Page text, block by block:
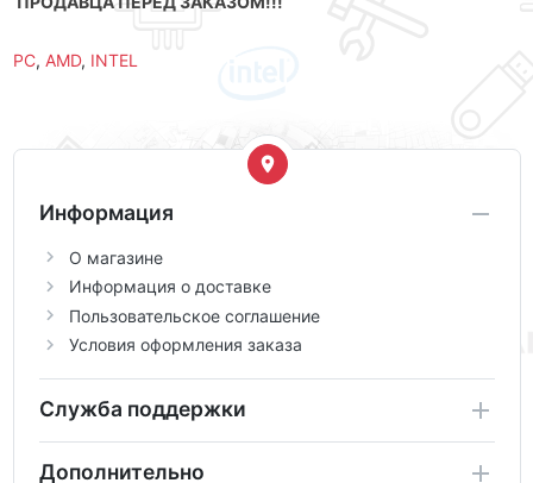
PC, AMD, INTEL
Информация
О магазине
Информация о доставке
Пользовательское соглашение
Условия оформления заказа
Служба поддержки
Дополнительно